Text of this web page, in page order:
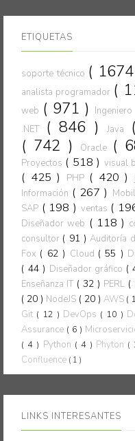
ETIQUETAS
soporte técnico (
analista programador (
web ( 971 ) Ingeniero
.NET ( 846 )Java
( 742 ) Oracle (
Proyectos ( 518 ) visual
( 425 ) PHP ( 420 )
Información ( 267 )
SAP ( 198 ) ventas (
Diseñador web ( 118 )
consultor ( 91 )Auditoría
Fox ( 62 ) Cloud ( 55 )
( 44 ) Diseñador gráfico (
Enseñanza IT ( 32 ) PERL (
( 20 ) NodeJS ( 20 )AWS (
Git ( 12 ) DevOps ( 10 )
Assurance ( 6 )
( 4 ) Python ( 4 ) Phyton (
Confluence ( 1 )
LINKS INTERESANTES